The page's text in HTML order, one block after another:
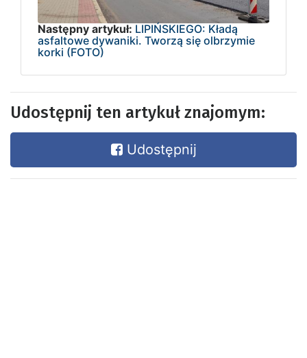
Następny artykuł: LIPIŃSKIEGO: Kładą
asfaltowe dywaniki. Tworzą się olbrzymie
korki (FOTO)
Udostępnij ten artykuł znajomym:
Udostępnij